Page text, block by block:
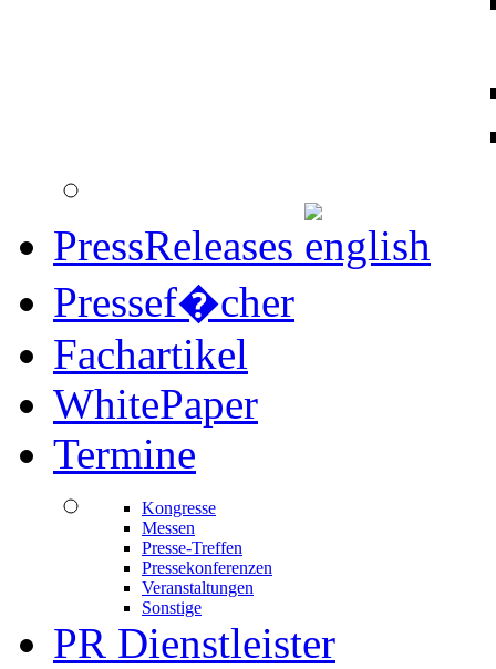
PressReleases
Pressef�cher
Fachartikel
WhitePaper
Termine
Kongresse
Messen
Presse-Treffen
Pressekonferenzen
Veranstaltungen
Sonstige
PR Dienstleister